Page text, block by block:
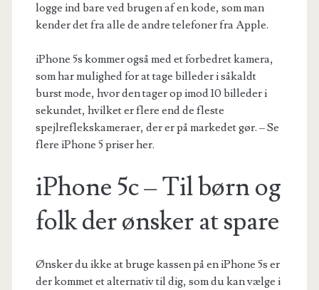
logge ind bare ved brugen af en kode, som man
kender det fra alle de andre telefoner fra Apple.
iPhone 5s kommer også med et forbedret kamera,
som har mulighed for at tage billeder i såkaldt
burst mode, hvor den tager op imod 10 billeder i
sekundet, hvilket er flere end de fleste
spejlreflekskameraer, der er på markedet gør. – Se
flere iPhone 5 priser her.
iPhone 5c – Til børn og
folk der ønsker at spare
Ønsker du ikke at bruge kassen på en iPhone 5s er
der kommet et alternativ til dig, som du kan vælge i